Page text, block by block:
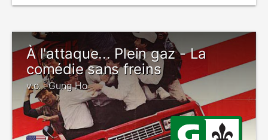
À l'attaque... Plein gaz - La
comédie sans freins
v.o. : Gung Ho